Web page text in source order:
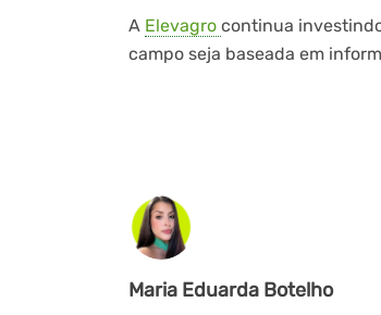
A Elevagro continua
campo seja baseada em
Maria Eduarda Botelho